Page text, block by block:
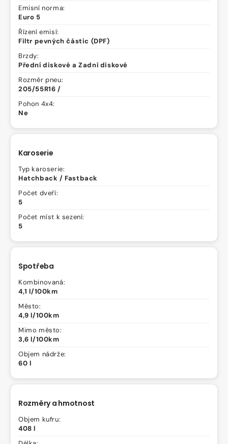
Emisní norma:
Euro 5
Řízení emisí:
Filtr pevných částic (DPF)
Brzdy:
Přední diskové a Zadní diskové
Rozměr pneu:
205/55R16 /
Pohon 4x4:
Ne
Karoserie
Typ karoserie:
Hatchback / Fastback
Počet dveří:
5
Počet míst k sezení:
5
Spotřeba
Kombinovaná:
4,1 l/100km
Město:
4,9 l/100km
Mimo město:
3,6 l/100km
Objem nádrže:
60 l
Rozměry a hmotnost
Objem kufru:
408 l